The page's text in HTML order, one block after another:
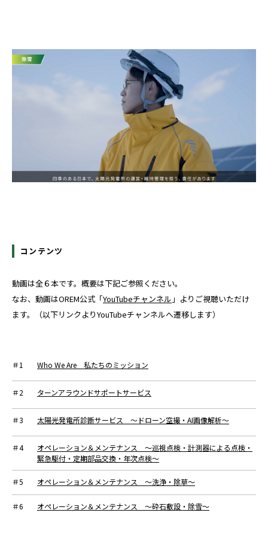
コンテンツ
動画は全６本です。概要は下記ご参照ください。
なお、動画はOREM公式「YouTubeチャンネル 」よりご視聴いただけ
ます。
（以下リンクよりYouTubeチャンネルへ遷移します）
＃1 Who We Are 私たちのミッション
＃2 ターンアラウンドサポートサービス
＃3 太陽光発電所診断サービス ～ドローン空撮・AI画像解析～
＃4
オペレーション＆メンテナンス ～巡視点検・計測器による点検・
緊急駆付・定期部品交換・年次点検～
＃5 オペレーション＆メンテナンス ～洗浄・除草～
＃6 オペレーション＆メンテナンス ～砕石敷設・除雪～